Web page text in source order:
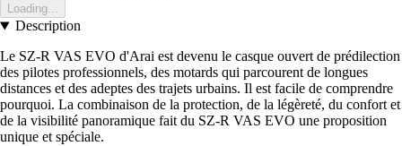
Loading...
Description
Le SZ-R VAS EVO d'Arai est devenu le casque ouvert de prédilection
des pilotes professionnels, des motards qui parcourent de longues
distances et des adeptes des trajets urbains. Il est facile de comprendre
pourquoi. La combinaison de la protection, de la légèreté, du confort et
de la visibilité panoramique fait du SZ-R VAS EVO une proposition
unique et spéciale.